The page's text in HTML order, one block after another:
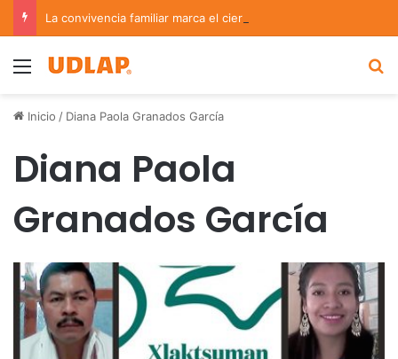
Menu
Inicio / Diana Paola Granados García
Diana Paola
Granados García